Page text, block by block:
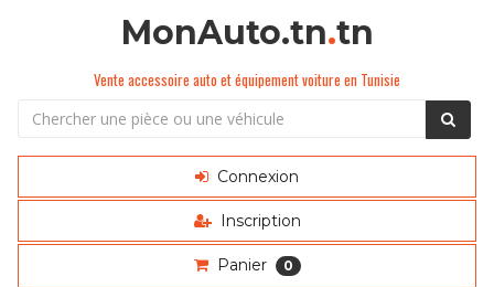
MonAuto.tn.tn
Vente accessoire auto et équipement voiture en Tunisie
Connexion
Inscription
Panier 0